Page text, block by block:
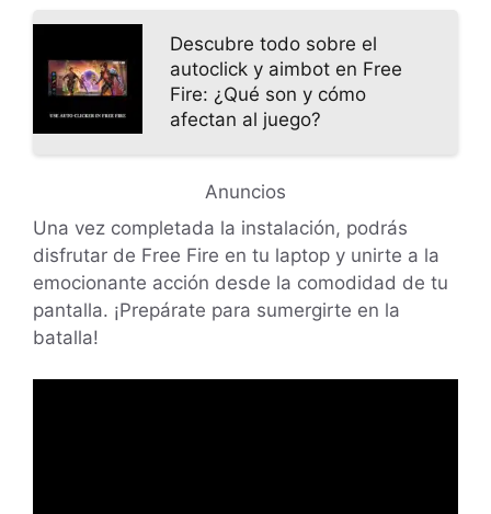
Descubre todo sobre el
autoclick y aimbot en Free
Fire: ¿Qué son y cómo
afectan al juego?
Anuncios
Una vez completada la instalación, podrás
disfrutar de Free Fire en tu laptop y unirte a la
emocionante acción desde la comodidad de tu
pantalla. ¡Prepárate para sumergirte en la
batalla!